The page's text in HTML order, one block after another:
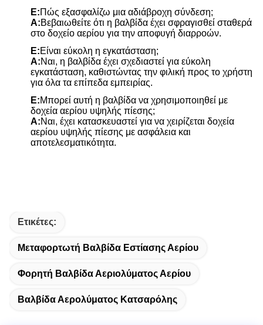
Ε:Πώς εξασφαλίζω μια αδιάβροχη σύνδεση;
Α:Βεβαιωθείτε ότι η βαλβίδα έχει σφραγισθεί σταθερά
στο δοχείο αερίου για την αποφυγή διαρροών.
Ε:Είναι εύκολη η εγκατάσταση;
Α:Ναι, η βαλβίδα έχει σχεδιαστεί για εύκολη
εγκατάσταση, καθιστώντας την φιλική προς το χρήστη
για όλα τα επίπεδα εμπειρίας.
Ε:Μπορεί αυτή η βαλβίδα να χρησιμοποιηθεί με
δοχεία αερίου υψηλής πίεσης;
Α:Ναι, έχει κατασκευαστεί για να χειρίζεται δοχεία
αερίου υψηλής πίεσης με ασφάλεια και
αποτελεσματικότητα.
Ετικέτες:
Μεταφορτωτή Βαλβίδα Εστίασης Αερίου
Φορητή Βαλβίδα Αεριολύματος Αερίου
Βαλβίδα Αερολύματος Κατσαρόλης